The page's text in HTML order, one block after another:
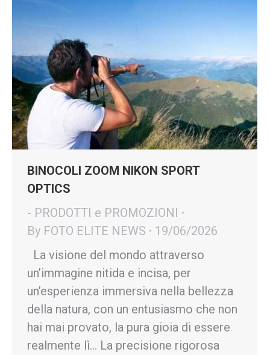
BINOCOLI ZOOM NIKON SPORT
OPTICS
- PRODOTTI e PROMOZIONI
By FOTO ELITE NEWS
19/06/2026
La visione del mondo attraverso
un’immagine nitida e incisa, per
un’esperienza immersiva nella bellezza
della natura, con un entusiasmo che non
hai mai provato, la pura gioia di essere
realmente lì… La precisione rigorosa